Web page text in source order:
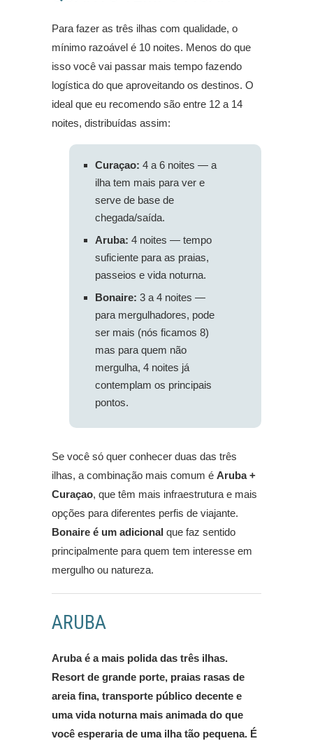
Para fazer as três ilhas com qualidade, o
mínimo razoável é 10 noites. Menos do que
isso você vai passar mais tempo fazendo
logística do que aproveitando os destinos. O
ideal que eu recomendo são entre 12 a 14
noites, distribuídas assim:
Curaçao: 4 a 6 noites — a
ilha tem mais para ver e
serve de base de
chegada/saída.
Aruba: 4 noites — tempo
suficiente para as praias,
passeios e vida noturna.
Bonaire: 3 a 4 noites —
para mergulhadores, pode
ser mais (nós ficamos 8)
mas para quem não
mergulha, 4 noites já
contemplam os principais
pontos.
Se você só quer conhecer duas das três
ilhas, a combinação mais comum é Aruba +
Curaçao, que têm mais infraestrutura e mais
opções para diferentes perfis de viajante.
Bonaire é um adicional que faz sentido
principalmente para quem tem interesse em
mergulho ou natureza.
ARUBA
Aruba é a mais polida das três ilhas.
Resort de grande porte, praias rasas de
areia fina, transporte público decente e
uma vida noturna mais animada do que
você esperaria de uma ilha tão pequena. É